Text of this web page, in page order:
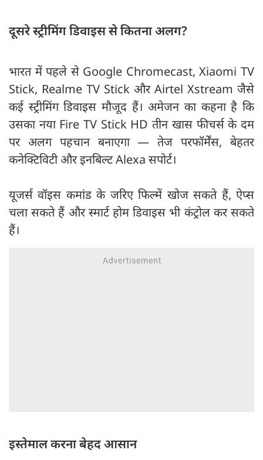
दूसरे स्ट्रीमिंग डिवाइस से कितना अलग?
भारत में पहले से Google Chromecast, Xiaomi TV
Stick, Realme TV Stick और Airtel Xstream जैसे
कई स्ट्रीमिंग डिवाइस मौजूद हैं। अमेजन का कहना है कि
उसका नया Fire TV Stick HD तीन खास फीचर्स के दम
पर अलग पहचान बनाएगा — तेज परफॉर्मेंस, बेहतर
कनेक्टिविटी और इनबिल्ट Alexa सपोर्ट।
यूजर्स वॉइस कमांड के जरिए फिल्में खोज सकते हैं, ऐप्स
चला सकते हैं और स्मार्ट होम डिवाइस भी कंट्रोल कर सकते
हैं।
इस्तेमाल करना बेहद आसान